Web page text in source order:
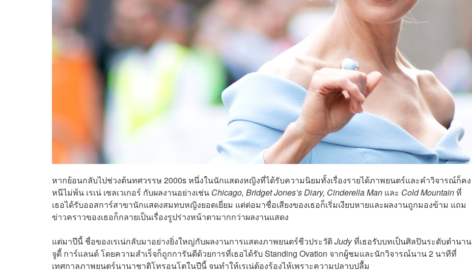
หากย้อนกลับไปช่วงต้นทศวรรษ 2000s หนึ่งในนักแสดงหญิงที่ได้รับความนิยมทั้งเรื่องรายได้ภาพยนตร์และคำวิจารณ์ก็คง
หนีไม่พ้น เรเน่ เซลเวเกอร์ กับผลงานอย่างเช่น Chicago, Bridget Jones’s Diary, Cinderella Man และ Cold Mountainที่
เธอได้รับออสการ์สาขานักแสดงสมทบหญิงยอดเยี่ยม แต่ต่อมาชื่อเสียงของเธอก็เริ่มเงียบหายและผลงานถูกมองข้าม แถม
ข่าวคราวของเธอก็กลายเป็นเรื่องรูปร่างหน้าตามากกว่าผลงานแสดง
แต่มาปีนี้ ชื่อของเรเน่กลับมาอย่างยิ่งใหญ่กับผลงานการแสดงภาพยนตร์ชีวประวัติJudyที่เธอรับบทเป็นศิลปินระดับตำนาน
จูดี้ การ์แลนด์ โดยความสำเร็จก็ถูกการันตีด้วยการที่เธอได้รับ Standing Ovation จากผู้ชมและนักวิจารณ์นาน 2 นาทีที่
เทศกาลภาพยนตร์นานาชาติโทรอนโตในปีนี้ จนทำให้เรเน่ต้องร้องไห้เพราะความปลาบปลื้ม